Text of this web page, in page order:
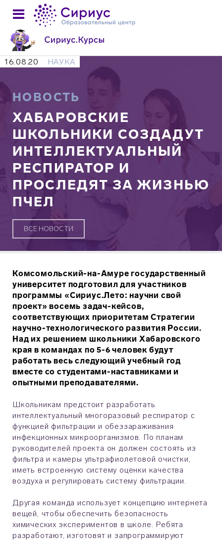
16.08.20 НАУКА
НОВОСТЬ
ХАБАРОВСКИЕ
ШКОЛЬНИКИ СОЗДАДУТ
ИНТЕЛЛЕКТУАЛЬНЫЙ
РЕСПИРАТОР И
ПРОСЛЕДЯТ ЗА ЖИЗНЬЮ
ПЧЕЛ
ВСЕ НОВОСТИ
Комсомольский-на-Амуре государственный
университет подготовил для участников
программы «Сириус.Лето: научни свой
проект» восемь задач-кейсов,
соответствующих приоритетам Стратегии
научно-технологического развития России.
Над их решением школьники Хабаровского
края в командах по 5-6 человек будут
работать весь следующий учебный год
вместе со студентами-наставниками и
опытными преподавателями.
Школьникам предстоит разработать
интеллектуальный многоразовый респиратор с
функцией фильтрации и обеззараживания
инфекционных микроорганизмов. По планам
руководителей проекта он должен состоять из
фильтра и камеры ультрафиолетовой очистки,
иметь встроенную систему оценки качества
воздуха и регулировать систему фильтрации.
Другая команда использует концепцию интернета
вещей, чтобы обеспечить безопасность
химических экспериментов в школе. Ребята
разработают, изготовят и запрограммируют